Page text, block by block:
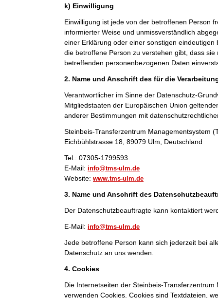
k) Einwilligung
Einwilligung ist jede von der betroffenen Person
informierter Weise und unmissverständlich
einer Erklärung oder einer sonstigen
die betroffene Person zu verstehen gibt, dass
betreffenden personenbezogenen Daten
2. Name und Anschrift des für die
Verantwortlicher im Sinne der Datenschutz-
Mitgliedstaaten der Europäischen Union
anderer Bestimmungen mit
Steinbeis-Transferzentrum Managementsystem
Eichbühlstrasse 18, 89079 Ulm, Deutschland
Tel.: 07305-1799593
E-Mail: info@tms-ulm.de
Website: www.tms-ulm.de
3. Name und Anschrift des
Der Datenschutzbeauftragte kann kontaktiert
E-Mail: info@tms-ulm.de
Jede betroffene Person kann sich jederzeit bei
Datenschutz an uns wenden.
4. Cookies
Die Internetseiten der Steinbeis-
verwenden Cookies. Cookies sind Textdateien,